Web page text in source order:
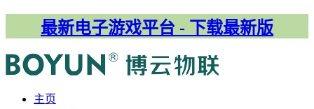
最新电子游戏平台 - 下载最新版
主⻚